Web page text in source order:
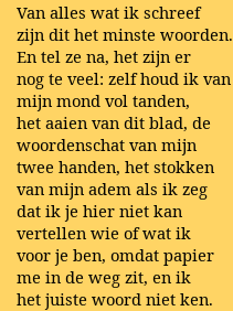
Van alles wat ik schreef
zijn dit het minste woorden.
En tel ze na, het zijn er
nog te veel: zelf houd ik van
mijn mond vol tanden,
het aaien van dit blad, de
woordenschat van mijn
twee handen, het stokken
van mijn adem als ik zeg
dat ik je hier niet kan
vertellen wie of wat ik
voor je ben, omdat papier
me in de weg zit, en ik
het juiste woord niet ken.